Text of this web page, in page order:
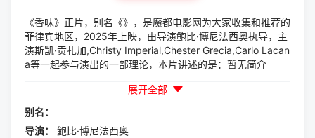
《香味》正片，别名《》，是魔都电影网为大家收集和推荐的
菲律宾地区，2025年上映，由导演鲍比·博尼法西奥执导，主
演斯凯·贡扎加,Christy Imperial,Chester Grecia,Carlo Lacan
a等一起参与演出的一部理论，本片讲述的是：暂无简介
展开全部
别名：
导演：
鲍比·博尼法西奥